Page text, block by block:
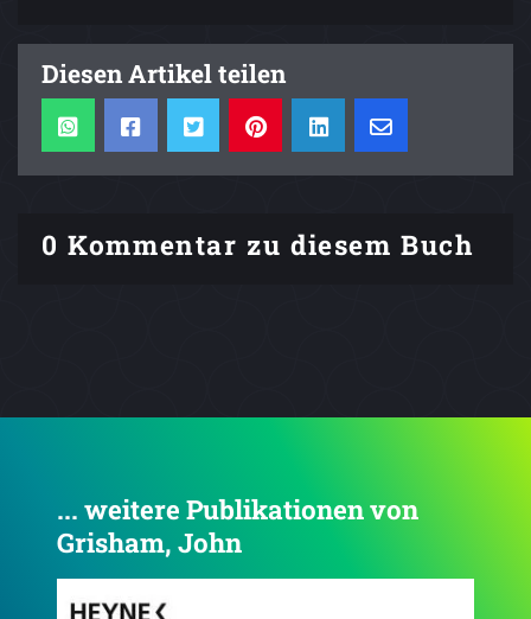
Diesen Artikel teilen
0 Kommentar zu diesem Buch
... weitere Publikationen von
Grisham, John